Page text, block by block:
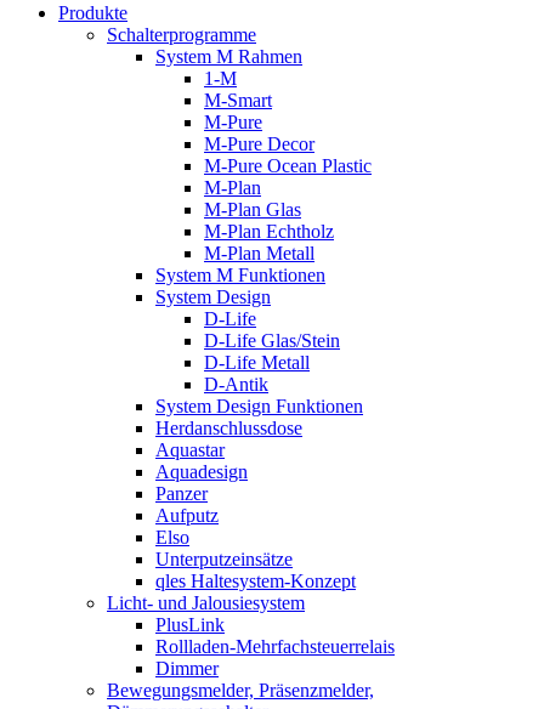
Produkte
Schalterprogramme
System M Rahmen
1-M
M-Smart
M-Pure
M-Pure Decor
M-Pure Ocean Plastic
M-Plan
M-Plan Glas
M-Plan Echtholz
M-Plan Metall
System M Funktionen
System Design
D-Life
D-Life Glas/Stein
D-Life Metall
D-Antik
System Design Funktionen
Herdanschlussdose
Aquastar
Aquadesign
Panzer
Aufputz
Elso
Unterputzeinsätze
qles Haltesystem-Konzept
Licht- und Jalousiesystem
PlusLink
Rollladen-Mehrfachsteuerrelais
Dimmer
Bewegungsmelder, Präsenzmelder,